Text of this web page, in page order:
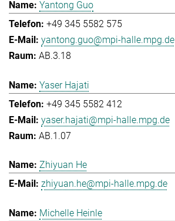
Yantong Guo
+49 345 5582 575
yantong.guo@mpi-halle.mpg.de
AB.3.18
Yaser Hajati
+49 345 5582 412
yaser.hajati@mpi-halle.mpg.de
AB.1.07
Zhiyuan He
zhiyuan.he@mpi-halle.mpg.de
Michelle Heinle